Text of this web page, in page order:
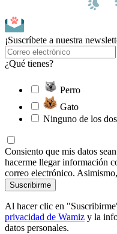
¡Suscríbete a nuestra
¿Qué tienes?
Perro
Gato
Ninguno de los dos
Consiento que mis datos
hacerme llegar información
correo electrónico.
Suscribirme
Al hacer clic en
privacidad de Wamiz y la
datos personales.